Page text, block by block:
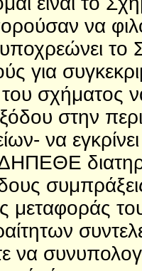
να
το
για
σχήματος
στην
να
μεταφοράς
να